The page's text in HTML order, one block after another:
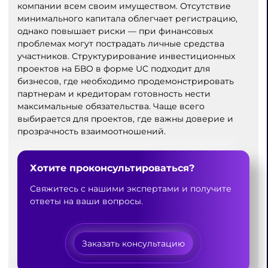
компании всем своим имуществом. Отсутствие
минимального капитала облегчает регистрацию,
однако повышает риски — при финансовых
проблемах могут пострадать личные средства
участников. Структурирование инвестиционных
проектов на БВО в форме UC подходит для
бизнесов, где необходимо продемонстрировать
партнерам и кредиторам готовность нести
максимальные обязательства. Чаще всего
выбирается для проектов, где важны доверие и
прозрачность взаимоотношений.
Хотите проконсультироваться?
Свяжитесь с нашими экспертами и получите
ответы на ваши вопросы.
Заказать консультацию